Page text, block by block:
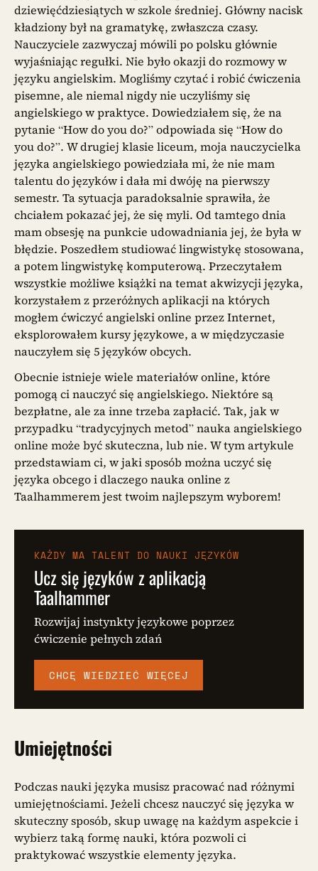
dziewięćdziesiątych w szkole średniej. Główny nacisk
kładziony był na gramatykę, zwłaszcza czasy.
Nauczyciele zazwyczaj mówili po polsku głównie
wyjaśniając regułki. Nie było okazji do rozmowy w
języku angielskim. Mogliśmy czytać i robić ćwiczenia
pisemne, ale niemal nigdy nie uczyliśmy się
angielskiego w praktyce. Dowiedziałem się, że na
pytanie “How do you do?” odpowiada się “How do
you do?”. W drugiej klasie liceum, moja nauczycielka
języka angielskiego powiedziała mi, że nie mam
talentu do języków i dała mi dwóję na pierwszy
semestr. Ta sytuacja paradoksalnie sprawiła, że
chciałem pokazać jej, że się myli. Od tamtego dnia
mam obsesję na punkcie udowadniania jej, że była w
błędzie. Poszedłem studiować lingwistykę stosowana,
a potem lingwistykę komputerową. Przeczytałem
wszystkie możliwe książki na temat akwizycji języka,
korzystałem z przeróżnych aplikacji na których
mogłem ćwiczyć angielski online przez Internet,
eksplorowałem kursy językowe, a w międzyczasie
nauczyłem się 5 języków obcych.
Obecnie istnieje wiele materiałów online, które
pomogą ci nauczyć się angielskiego. Niektóre są
bezpłatne, ale za inne trzeba zapłacić. Tak, jak w
przypadku “tradycyjnych metod” nauka angielskiego
online może być skuteczna, lub nie. W tym artykule
przedstawiam ci, w jaki sposób można uczyć się
języka obcego i dlaczego nauka online z
Taalhammerem jest twoim najlepszym wyborem!
KAŻDY MA TALENT DO NAUKI JĘZYKÓW
Ucz się języków z aplikacją
Taalhammer
Rozwijaj instynkty językowe poprzez
ćwiczenie pełnych zdań
CHCĘ WIEDZIEĆ WIĘCEJ
Umiejętności
Podczas nauki języka musisz pracować nad różnymi
umiejętnościami. Jeżeli chcesz nauczyć się języka w
skuteczny sposób, skup uwagę na każdym aspekcie i
wybierz taką formę nauki, która pozwoli ci
praktykować wszystkie elementy języka.